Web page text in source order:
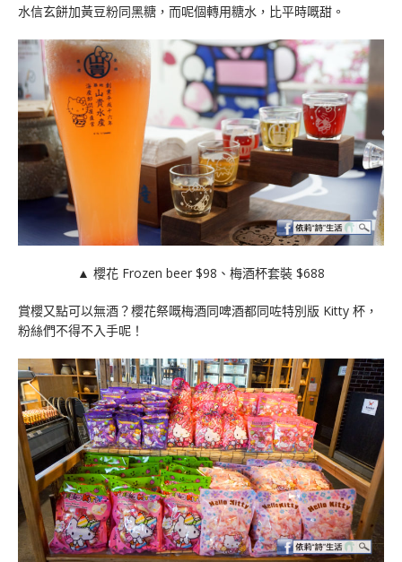
水信玄餅加黃豆粉同黑糖，而呢個轉用糖水，比平時嘅甜。
▲ 櫻花 Frozen beer $98、梅酒杯套裝 $688
賞櫻又點可以無酒？櫻花祭嘅梅酒同啤酒都同咗特別版 Kitty 杯，
粉絲們不得不入手呢！